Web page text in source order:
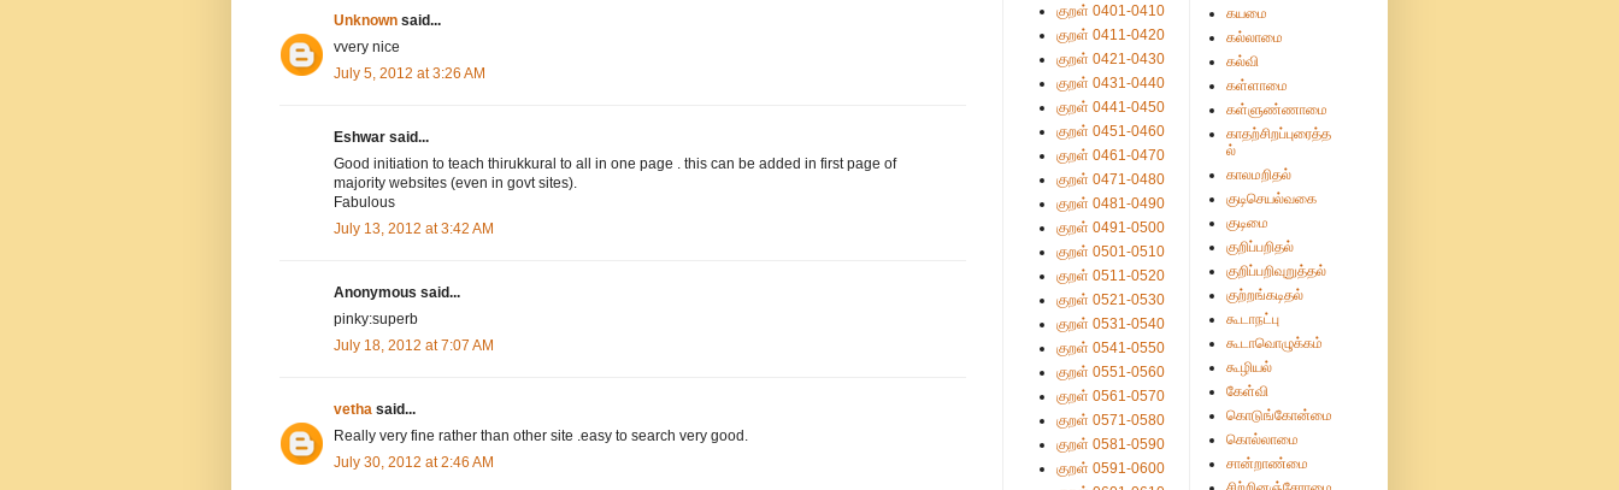
Unknown said...
vvery nice
July 5, 2012 at 3:26 AM
Eshwar said...
Good initiation to teach thirukkural to all in one page . this can be added in first page of
majority websites (even in govt sites).
Fabulous
July 13, 2012 at 3:42 AM
Anonymous said...
pinky:superb
July 18, 2012 at 7:07 AM
vetha said...
Really very fine rather than other site .easy to search very good.
July 30, 2012 at 2:46 AM
குறள் 0401-0410
குறள் 0411-0420
குறள் 0421-0430
குறள் 0431-0440
குறள் 0441-0450
குறள் 0451-0460
குறள் 0461-0470
குறள் 0471-0480
குறள் 0481-0490
குறள் 0491-0500
குறள் 0501-0510
குறள் 0511-0520
குறள் 0521-0530
குறள் 0531-0540
குறள் 0541-0550
குறள் 0551-0560
குறள் 0561-0570
குறள் 0571-0580
குறள் 0581-0590
குறள் 0591-0600
கயமை
கல்லாமை
கல்வி
கள்ளாமை
கள்ளுண்ணாமை
காதற்சிறப்புரைத்த
ல்
காலமறிதல்
குடிசெயல்வகை
குடிமை
குறிப்பறிதல்
குறிப்பறிவுறுத்தல்
குற்றங்கடிதல்
கூடாநட்பு
கூடாவொழுக்கம்
கூழியல்
கேள்வி
கொடுங்கோன்மை
கொல்லாமை
சான்றாண்மை